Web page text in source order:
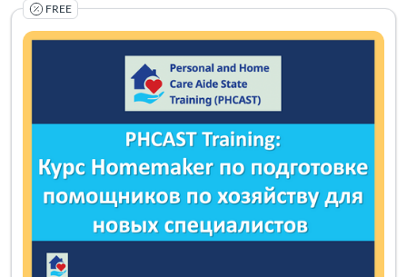
FREE Certificate
Listing
Этот курс поможет вам подготовиться к
Listing Catalog: PHCAST Russian
Listing Date: Self-paced